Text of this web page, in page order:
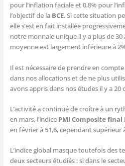
pour l’inflation faciale et 0,8% pour
l’objectif de la BCE. Si cette situation
elle s’est en fait installée
notre monnaie unique il y a plus de 30
moyenne est largement inférieure à
Il est nécessaire de prendre en
dans nos allocations et de ne plus
avons appris dans nos études il y a 20
L’activité a continué de croître à un
en mars, l’indice PMI Composite final
en février à 51,6, cependant supérieur
L’indice global masque toutefois des
deux secteurs étudiés : si dans le